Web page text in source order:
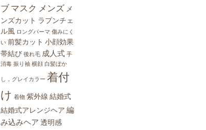
ブ マスク メンズ メ
ンズカット ラプンチェ
ル風 ロングパーマ 傷みにく
い 前髪カット 小顔効果
帯結び 後れ毛 成人式 手
消毒 振り袖 横顔 白髪ぼか
し，グレイカラー 着付
け 着物 紫外線 結婚式
結婚式アレンジヘア 編
み込みヘア 透明感